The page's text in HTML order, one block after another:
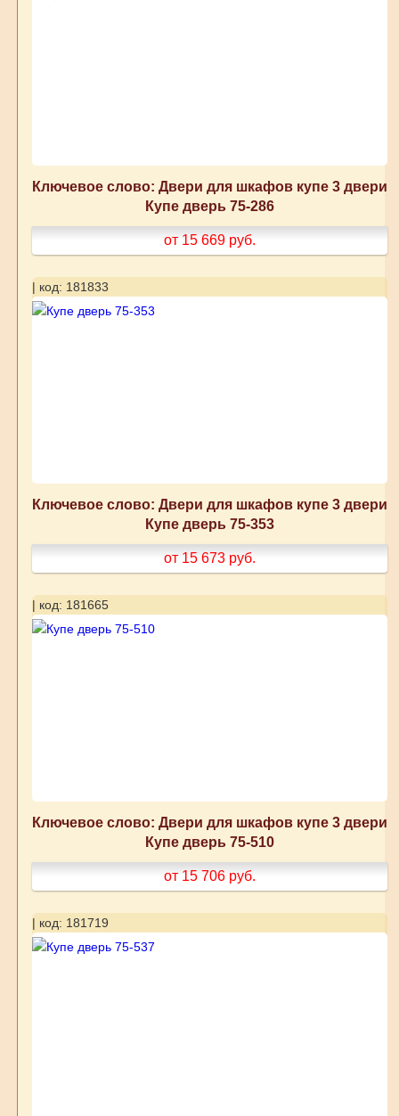
Ключевое слово: Двери для шкафов купе 3 двери
Купе дверь 75-286
от 15 669 руб.
| код: 181833
Ключевое слово: Двери для шкафов купе 3 двери
Купе дверь 75-353
от 15 673 руб.
| код: 181665
Ключевое слово: Двери для шкафов купе 3 двери
Купе дверь 75-510
от 15 706 руб.
| код: 181719